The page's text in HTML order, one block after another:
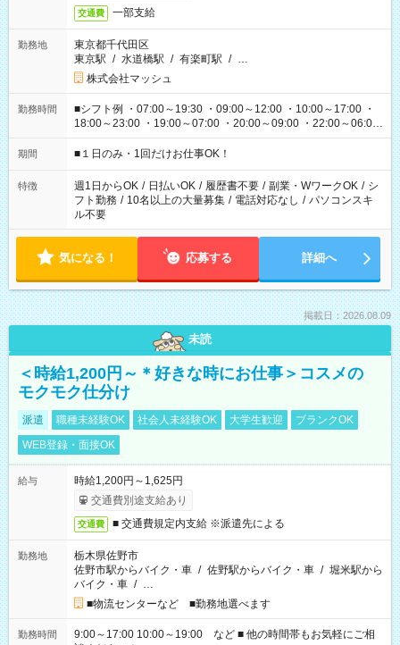
交通費 一部支給
勤務地
東京都千代田区
東京駅 / 水道橋駅 / 有楽町駅 / …
株式会社マッシュ
勤務時間
■シフト例 ・07:00～19:30 ・09:00～12:00 ・10:00～17:00 ・
18:00～23:00 ・19:00～07:00 ・20:00～09:00 ・22:00～06:00
etc ★最短で3時間で5,120円のお仕事から 15時間で2万円近く稼
げるお仕事も！ ご希望のお時間に合わせてご紹介！ ※シフトは
ください！
期間 ■１日のみ・1回だけお仕事OK！
特徴 週1日からOK / 日払いOK / 履歴書不要 / 副業・WワークOK / シ
フト勤務 / 10名以上の大量募集 / 電話対応なし / パソコンスキ
ル不要
気になる！ 応募する 詳細へ
掲載日：2026.08.09
未読
＜時給1,200円～＊好きな時にお仕事＞コスメの
モクモク仕分け
派遣 職種未経験OK 社会人未経験OK 大学生歓迎
ブランクOK
WEB登録・面接OK
給与
時給1,200円～1,625円
交通費別途支給あり
交通費 ■ 交通費規定内支給 ※派遣先による
勤務地
栃木県佐野市
佐野市駅からバイク・車 / 佐野駅からバイク・車 / 堀米駅から
バイク・車 / …
■物流センターなど ■勤務地選べます
勤務時間
9:00～17:00 10:00～19:00 など ■ 他の時間帯もお気軽にご相